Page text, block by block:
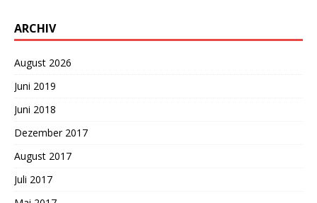
ARCHIV
August 2026
Juni 2019
Juni 2018
Dezember 2017
August 2017
Juli 2017